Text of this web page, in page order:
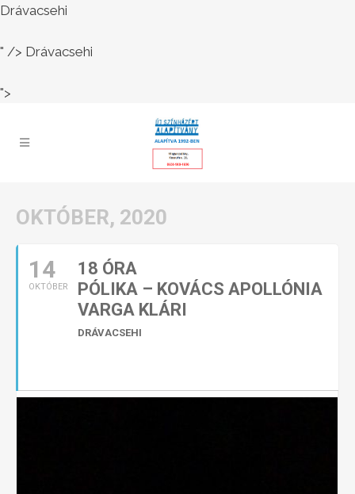
Drávacsehi
" /> Drávacsehi
">
OKTÓBER, 2020
14
OKTÓBER
18 ÓRA
PÓLIKA – KOVÁCS APOLLÓNIA
VARGA KLÁRI
DRÁVACSEHI